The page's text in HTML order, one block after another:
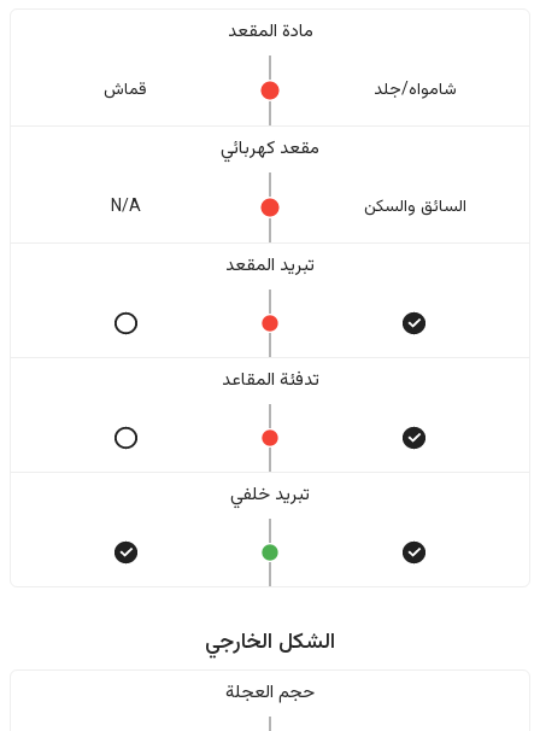
مادة المقعد
شامواه/جلد قماش
مقعد كهربائي
السائق والسکن N/A
تبريد المقعد
تدفئة المقاعد
تبريد خلفي
الشكل الخارجي
حجم العجلة